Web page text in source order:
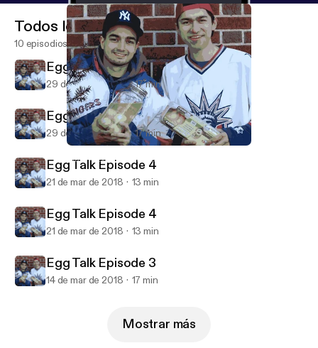
Mark Alexander Carles' Podcast
Todos los episodios
10 episodios
Egg Talk Episode 5
29 de mar de 2018 17 min
Egg Talk Episode 5
29 de mar de 2018 17 min
Egg Talk Episode 4
21 de mar de 2018 13 min
Egg Talk Episode 4
21 de mar de 2018 13 min
Egg Talk Episode 3
14 de mar de 2018 17 min
Mostrar más